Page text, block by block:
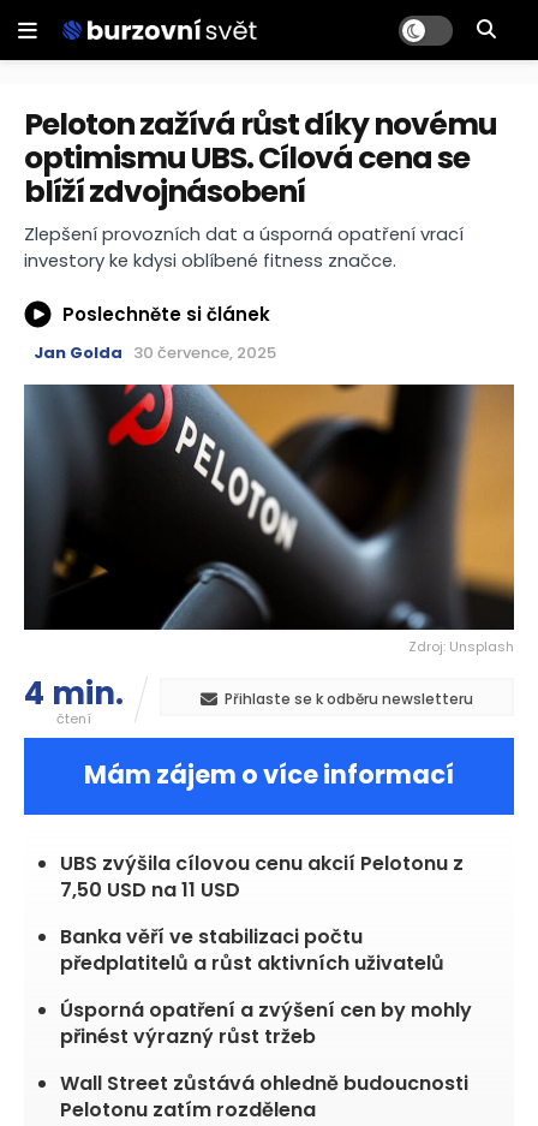
Peloton zažívá růst díky novému
optimismu UBS. Cílová cena se
blíží zdvojnásobení
Zlepšení provozních dat a úsporná opatření vrací
investory ke kdysi oblíbené fitness značce.
Poslechněte si článek
Jan Golda 30 července, 2025
Zdroj: Unsplash
4 min.
čtení
Přihlaste se k odběru newsletteru
Mám zájem o více informací
UBS zvýšila cílovou cenu akcií Pelotonu z
7,50 USD na 11 USD
Banka věří ve stabilizaci počtu
předplatitelů a růst aktivních uživatelů
Úsporná opatření a zvýšení cen by mohly
přinést výrazný růst tržeb
Wall Street zůstává ohledně budoucnosti
Pelotonu zatím rozdělena